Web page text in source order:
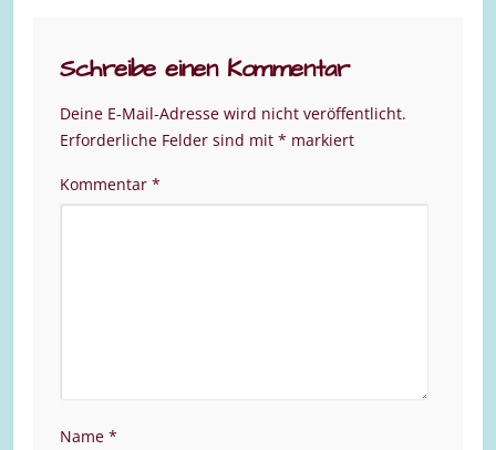
Schreibe einen Kommentar
Deine E-Mail-Adresse wird nicht veröffentlicht.
Erforderliche Felder sind mit * markiert
Kommentar *
Name *